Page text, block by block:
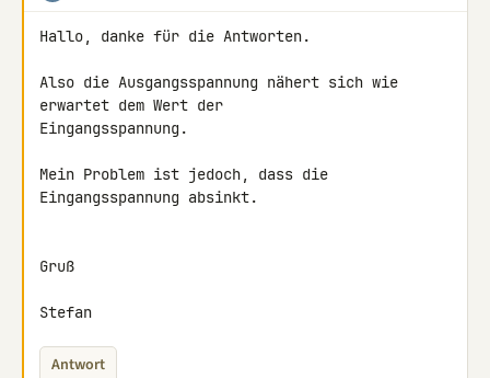
Hallo, danke für die Antworten.
Also die Ausgangsspannung nähert sich wie
erwartet dem Wert der
Eingangsspannung.
Mein Problem ist jedoch, dass die
Eingangsspannung absinkt.
Gruß
Stefan
Antwort